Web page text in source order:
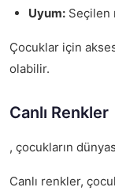
Uyum: Seçilen
Çocuklar için
olabilir.
Canlı Renkler
, çocukların
Canlı renkler,